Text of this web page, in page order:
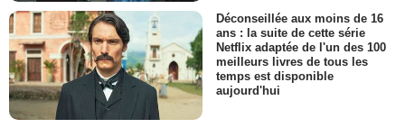
Déconseillée aux moins de 16
ans : la suite de cette série
Netflix adaptée de l'un des 100
meilleurs livres de tous les
temps est disponible
aujourd'hui